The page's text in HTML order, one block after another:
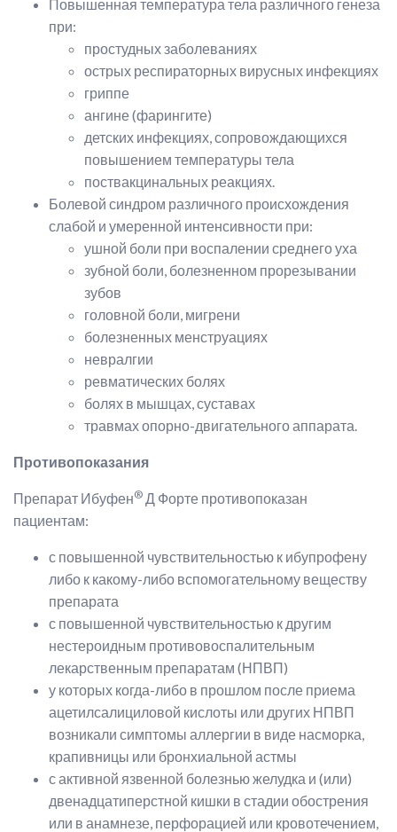
Повышенная температура тела различного генеза
при:
простудных заболеваниях
острых респираторных вирусных инфекциях
гриппе
ангине (фарингите)
детских инфекциях, сопровождающихся
повышением температуры тела
поствакцинальных реакциях.
Болевой синдром различного происхождения
слабой и умеренной интенсивности при:
ушной боли при воспалении среднего уха
зубной боли, болезненном прорезывании
зубов
головной боли, мигрени
болезненных менструациях
невралгии
ревматических болях
болях в мышцах, суставах
травмах опорно-двигательного аппарата.
Противопоказания
Препарат Ибуфен® Д Форте противопоказан
пациентам:
с повышенной чувствительностью к ибупрофену
либо к какому-либо вспомогательному веществу
препарата
с повышенной чувствительностью к другим
нестероидным противовоспалительным
лекарственным препаратам (НПВП)
у которых когда-либо в прошлом после приема
ацетилсалициловой кислоты или других НПВП
возникали симптомы аллергии в виде насморка,
крапивницы или бронхиальной астмы
с активной язвенной болезнью желудка и (или)
двенадцатиперстной кишки в стадии обострения
или в анамнезе, перфорацией или кровотечением,